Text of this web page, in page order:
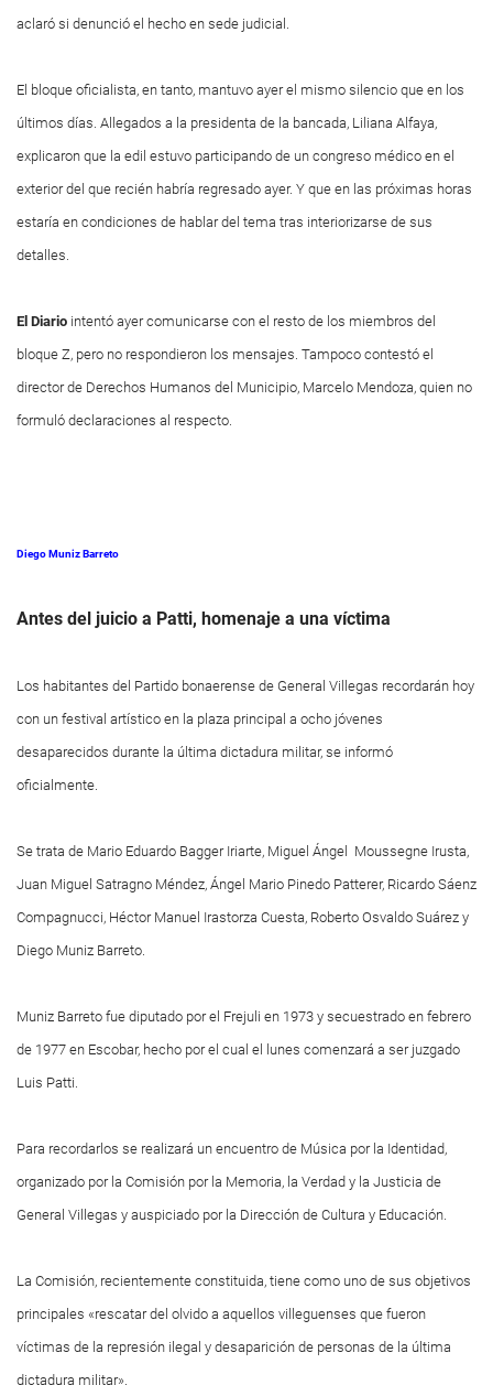
aclaró si denunció el hecho en sede judicial.
El bloque oficialista, en tanto, mantuvo ayer el mismo silencio que en los
últimos días. Allegados a la presidenta de la bancada, Liliana Alfaya,
explicaron que la edil estuvo participando de un congreso médico en el
exterior del que recién habría regresado ayer. Y que en las próximas horas
estaría en condiciones de hablar del tema tras interiorizarse de sus
detalles.
El Diario intentó ayer comunicarse con el resto de los miembros del
bloque Z, pero no respondieron los mensajes. Tampoco contestó el
director de Derechos Humanos del Municipio, Marcelo Mendoza, quien no
formuló declaraciones al respecto.
Diego Muniz Barreto
Antes del juicio a Patti, homenaje a una víctima
Los habitantes del Partido bonaerense de General Villegas recordarán hoy
con un festival artístico en la plaza principal a ocho jóvenes
desaparecidos durante la última dictadura militar, se informó
oficialmente.
Se trata de Mario Eduardo Bagger Iriarte, Miguel Ángel Moussegne Irusta,
Juan Miguel Satragno Méndez, Ángel Mario Pinedo Patterer, Ricardo Sáenz
Compagnucci, Héctor Manuel Irastorza Cuesta, Roberto Osvaldo Suárez y
Diego Muniz Barreto.
Muniz Barreto fue diputado por el Frejuli en 1973 y secuestrado en febrero
de 1977 en Escobar, hecho por el cual el lunes comenzará a ser juzgado
Luis Patti.
Para recordarlos se realizará un encuentro de Música por la Identidad,
organizado por la Comisión por la Memoria, la Verdad y la Justicia de
General Villegas y auspiciado por la Dirección de Cultura y Educación.
La Comisión, recientemente constituida, tiene como uno de sus objetivos
principales «rescatar del olvido a aquellos villeguenses que fueron
víctimas de la represión ilegal y desaparición de personas de la última
dictadura militar».